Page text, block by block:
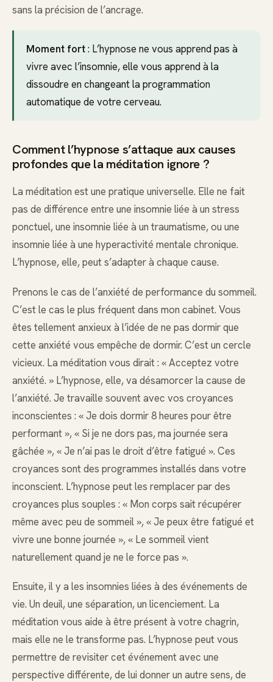
sans la précision de l’ancrage.
Moment fort: L’hypnose ne vous apprend pas à
vivre avec l’insomnie, elle vous apprend à la
dissoudre en changeant la programmation
automatique de votre cerveau.
Comment l’hypnose s’attaque aux causes
profondes que la méditation ignore ?
La méditation est une pratique universelle. Elle ne fait
pas de différence entre une insomnie liée à un stress
ponctuel, une insomnie liée à un traumatisme, ou une
insomnie liée à une hyperactivité mentale chronique.
L’hypnose, elle, peut s’adapter à chaque cause.
Prenons le cas de l’anxiété de performance du sommeil.
C’est le cas le plus fréquent dans mon cabinet. Vous
êtes tellement anxieux à l’idée de ne pas dormir que
cette anxiété vous empêche de dormir. C’est un cercle
vicieux. La méditation vous dirait : « Acceptez votre
anxiété. » L’hypnose, elle, va désamorcer la cause de
l’anxiété. Je travaille souvent avec vos croyances
inconscientes : « Je dois dormir 8 heures pour être
performant », « Si je ne dors pas, ma journée sera
gâchée », « Je n’ai pas le droit d’être fatigué ». Ces
croyances sont des programmes installés dans votre
inconscient. L’hypnose peut les remplacer par des
croyances plus souples : « Mon corps sait récupérer
même avec peu de sommeil », « Je peux être fatigué et
vivre une bonne journée », « Le sommeil vient
naturellement quand je ne le force pas ».
Ensuite, il y a les insomnies liées à des événements de
vie. Un deuil, une séparation, un licenciement. La
méditation vous aide à être présent à votre chagrin,
mais elle ne le transforme pas. L’hypnose peut vous
permettre de revisiter cet événement avec une
perspective différente, de lui donner un autre sens, de